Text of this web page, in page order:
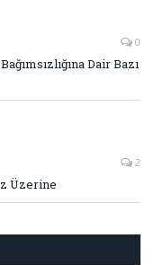
0
Dair Bazı
2
Üzerine